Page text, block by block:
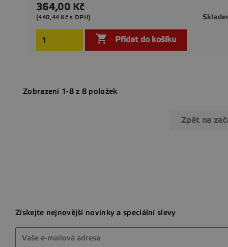
Cena
364,00 Kč
(440,44 Kč s DPH)
 Přidat do košíku
Zobrazení 1-8 z 8 položek
Zpět na
Získejte nejnovější novinky a speciální slevy